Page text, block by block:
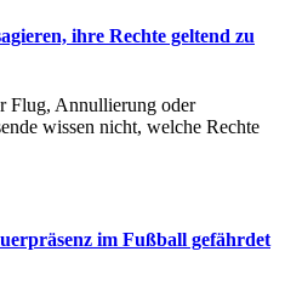
ihre Rechte geltend zu
Flug, Annullierung oder
wissen nicht, welche Rechte
im Fußball gefährdet